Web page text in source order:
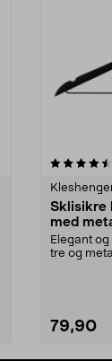
Sklisikre
med
Elegant
tre og
79,90